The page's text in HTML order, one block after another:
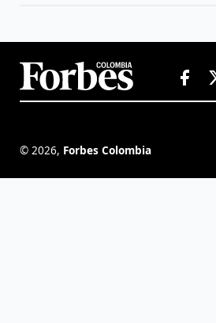
© 2026, Forbes Colombia